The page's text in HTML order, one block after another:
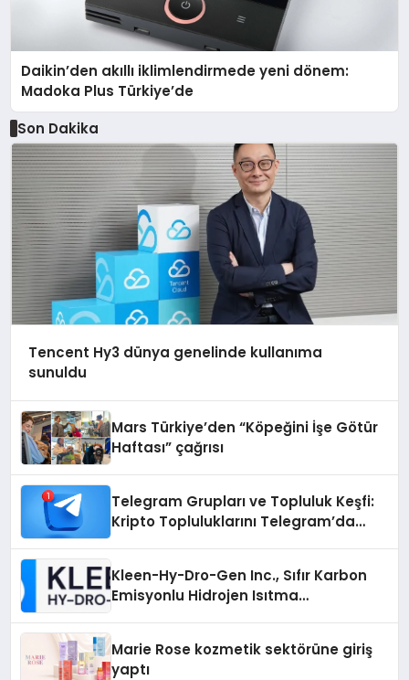
Daikin’den akıllı iklimlendirmede yeni dönem:
Madoka Plus Türkiye’de
Son Dakika
Tencent Hy3 dünya genelinde kullanıma
sunuldu
Mars Türkiye’den “Köpeğini İşe Götür
Haftası” çağrısı
Telegram Grupları ve Topluluk Keşfi:
Kripto Topluluklarını Telegram’da
Kleen-Hy-Dro-Gen Inc., Sıfır Karbon
Emisyonlu Hidrojen Isıtma
Marie Rose kozmetik sektörüne giriş
yaptı